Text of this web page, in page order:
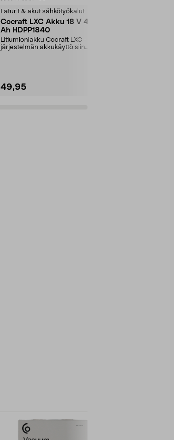
Laturit & akut sähkötyökalut
Cocraft LXC Akku 18 V 4,0
Ah HDPP1840
Litiumioniakku Cocraft LXC -
järjestelmän akkukäyttöisiin
49,95